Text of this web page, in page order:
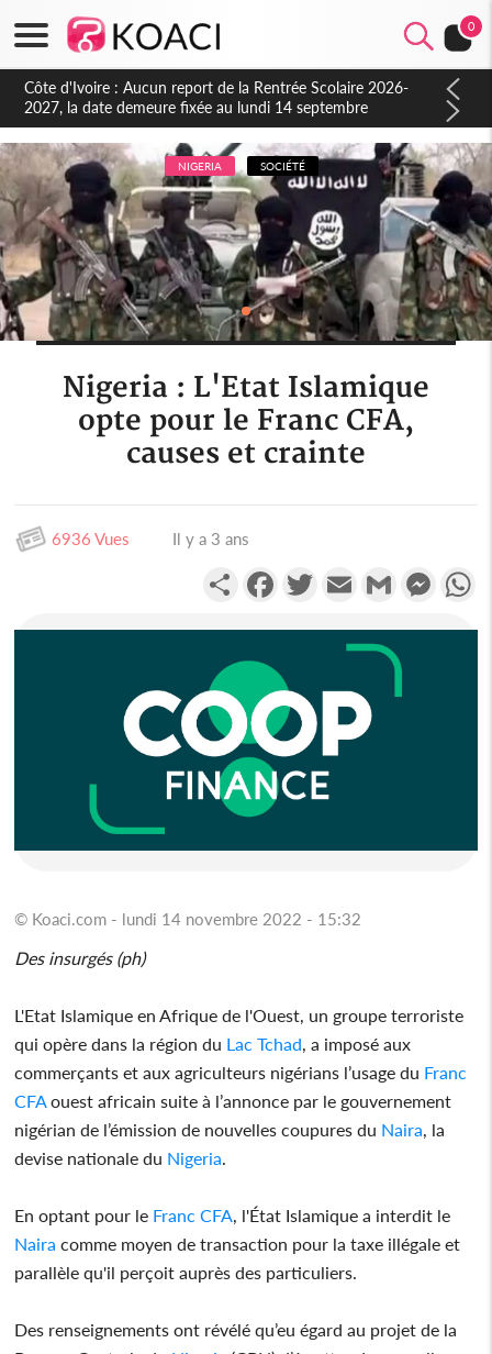
0
Côte d'Ivoire : Indépendance à Blahou, le sous-préfet : « La
fête nous invite à mesurer le chemin parcouru et à renouveler
notre engagement collectif en faveur du développement »
NIGERIA SOCIÉTÉ
Nigeria : L'Etat Islamique
opte pour le Franc CFA,
causes et crainte
6936 Vues Il y a 3 ans
PartagerFacebookTwitterEmail Gmail
© Koaci.com - lundi 14 novembre 2022 - 15:32
Des insurgés (ph)
L'Etat Islamique en Afrique de l'Ouest, un groupe terroriste
qui opère dans la région du Lac Tchad , a imposé aux
commerçants et aux agriculteurs nigérians l’usage du Franc
CFA ouest africain suite à l’annonce par le gouvernement
nigérian de l’émission de nouvelles coupures du Naira , la
devise nationale du Nigeria
En optant pour le Franc CFA , l'État Islamique a interdit le
Naira comme moyen de transaction pour la taxe illégale et
parallèle qu'il perçoit auprès des particuliers.
Des renseignements ont révélé qu’eu égard au projet de la